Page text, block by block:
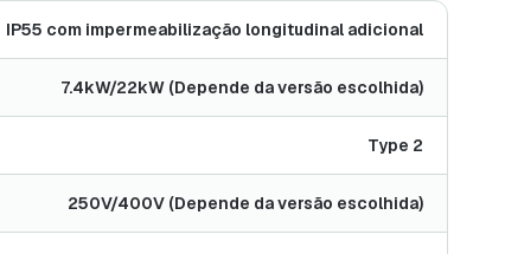
IP55 com impermeabilização longitudinal adicional
7.4kW/22kW (Depende da versão escolhida)
Type 2
250V/400V (Depende da versão escolhida)